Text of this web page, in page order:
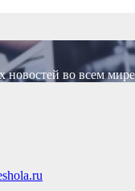
во всем